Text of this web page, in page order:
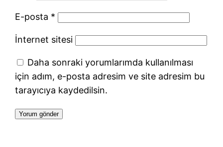
E-posta *
İnternet sitesi
Daha sonraki yorumlarımda kullanılması
için adım, e-posta adresim ve site adresim bu
tarayıcıya kaydedilsin.